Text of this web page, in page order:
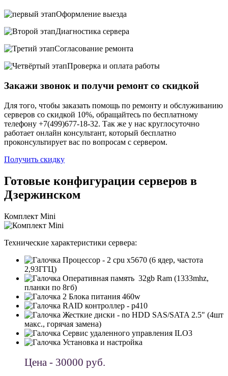
Оформление выезда
Диагностика сервера
Согласование ремонта
Проверка и оплата работы
Закажи звонок и получи ремонт со скидкой
Для того, чтобы заказать помощь по ремонту и обслуживанию
серверов со скидкой 10%, обращайтесь по бесплатному
телефону +7(499)677-18-32. Так же у нас круглосуточно
работает онлайн консультант, который бесплатно
проконсультирует вас по вопросам с сервером.
Получить скидку
Готовые конфигурации серверов в
Дзержинском
Комплект Mini
Технические характеристики сервера:
Процессор - 2 cpu x5670 (6 ядер, частота
2,93ГГЦ)
Оперативная память 32gb Ram (1333mhz,
планки по 8гб)
2 Блока питания 460w
RAID контроллер - p410
Жесткиe диски - no HDD SAS/SATA 2.5" (4шт
макс., горячая замена)
Сервис удаленного управления ILO3
Установка и настройка
Цена - 30000 руб.